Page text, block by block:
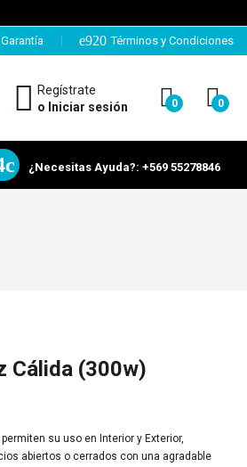
Garantía Términos y Condiciones
Regístrate
o Iniciar sesión
0 0
¿Necesitas Ayuda?: +569 55278846
Cálida (300w)
su uso en Interior y Exterior,
abiertos o cerrados con una agradable